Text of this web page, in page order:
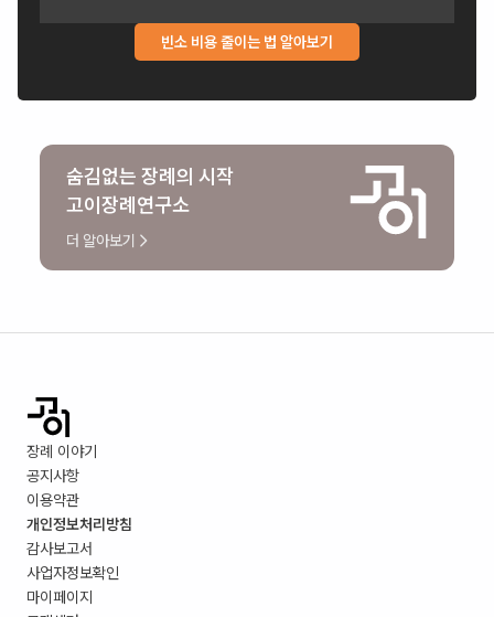
빈소 비용 줄이는 법 알아보기
숨김없는 장례의 시작
고이장례연구소
더 알아보기
장례 이야기
공지사항
이용약관
개인정보처리방침
감사보고서
사업자정보확인
마이페이지